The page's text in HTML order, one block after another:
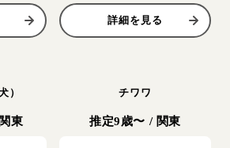
詳細を見る
）
関東
チワワ
推定9歳〜 / 関東